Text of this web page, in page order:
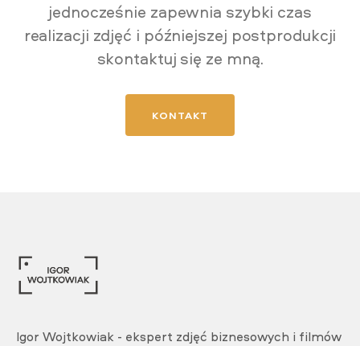
jednocześnie zapewnia szybki czas
realizacji zdjęć i późniejszej postprodukcji
skontaktuj się ze mną.
KONTAKT
Igor Wojtkowiak - ekspert zdjęć biznesowych i filmów